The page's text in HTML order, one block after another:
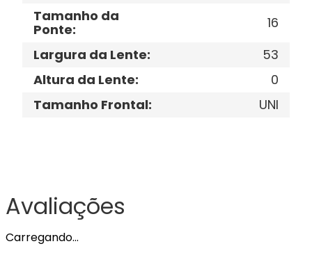
Tamanho da
Ponte:
16
Largura da Lente:
53
Altura da Lente:
0
Tamanho Frontal: UNI
Avaliações
Carregando…